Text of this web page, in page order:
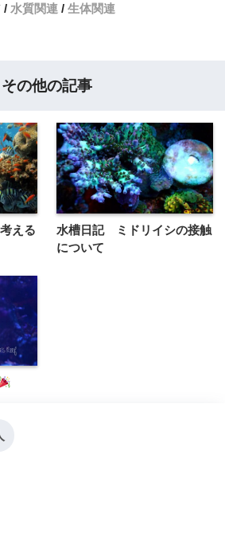
水質関連
生体関連
その他の記事
える
水槽日記 ミドリイシの接触
について